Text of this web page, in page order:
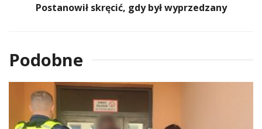
Postanowił skręcić, gdy był wyprzedzany
Podobne